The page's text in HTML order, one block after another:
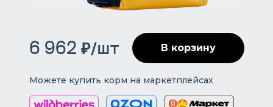
6 962 ₽/шт
Можете купить корм на маркетплейсах
В корзину